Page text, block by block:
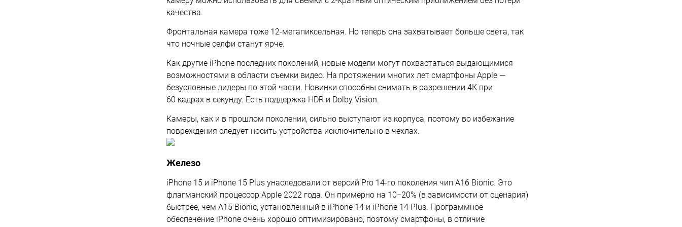
качества.
Фронтальная камера тоже 12-мегапиксельная. Но теперь она захватывает больше света, так
что ночные селфи станут ярче.
Как другие iPhone последних поколений, новые модели могут похвастаться выдающимися
возможностями в области съемки видео. На протяжении многих лет смартфоны Apple —
безусловные лидеры по этой части. Новинки способны снимать в разрешении 4К при
60 кадрах в секунду. Есть поддержка HDR и Dolby Vision.
Камеры, как и в прошлом поколении, сильно выступают из корпуса, поэтому во избежание
повреждения следует носить устройства исключительно в чехлах.
Железо
iPhone 15 и iPhone 15 Plus унаследовали от версий Pro 14-го поколения чип A16 Bionic. Это
флагманский процессор Apple 2022 года. Он примерно на 10−20% (в зависимости от сценария)
быстрее, чем A15 Bionic, установленный в iPhone 14 и iPhone 14 Plus. Программное
обеспечение iPhone очень хорошо оптимизировано, поэтому смартфоны, в отличие